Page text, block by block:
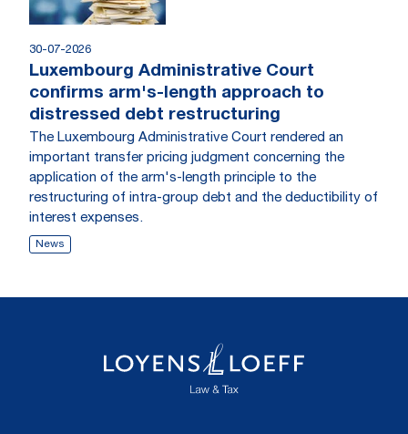
30-07-2026
Luxembourg Administrative Court
confirms arm's-length approach to
distressed debt restructuring
The Luxembourg Administrative Court rendered an
important transfer pricing judgment concerning the
application of the arm's-length principle to the
restructuring of intra-group debt and the deductibility of
interest expenses.
News